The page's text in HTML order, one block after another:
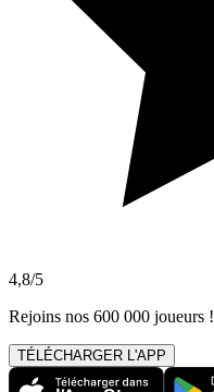
4,8/5
Rejoins nos 600 000 joueurs !
TÉLÉCHARGER L'APP